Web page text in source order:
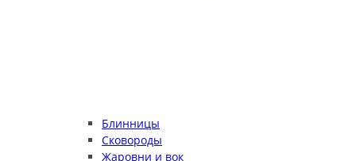
Блинницы
Сковороды
Жаровни и вок